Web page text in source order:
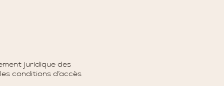
juridique des
conditions d’accès